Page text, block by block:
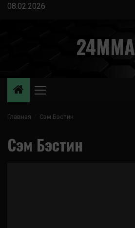
Перейти
08.02.2026
24MMA
Основное
Главная Сэм Бэстин
Сэм Бэстин